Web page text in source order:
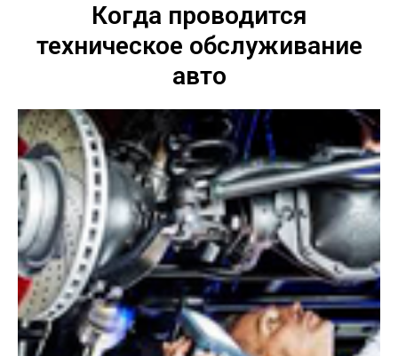
Когда проводится
техническое обслуживание
авто